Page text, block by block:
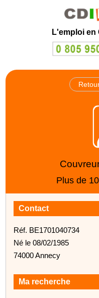
L'emploi en
Plus de
Contact
Réf. BE1701040734
Né le 08/02/1985
74000 Annecy
Ma recherche